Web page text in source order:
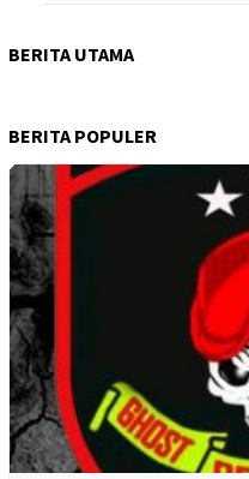
BERITA UTAMA
BERITA POPULER